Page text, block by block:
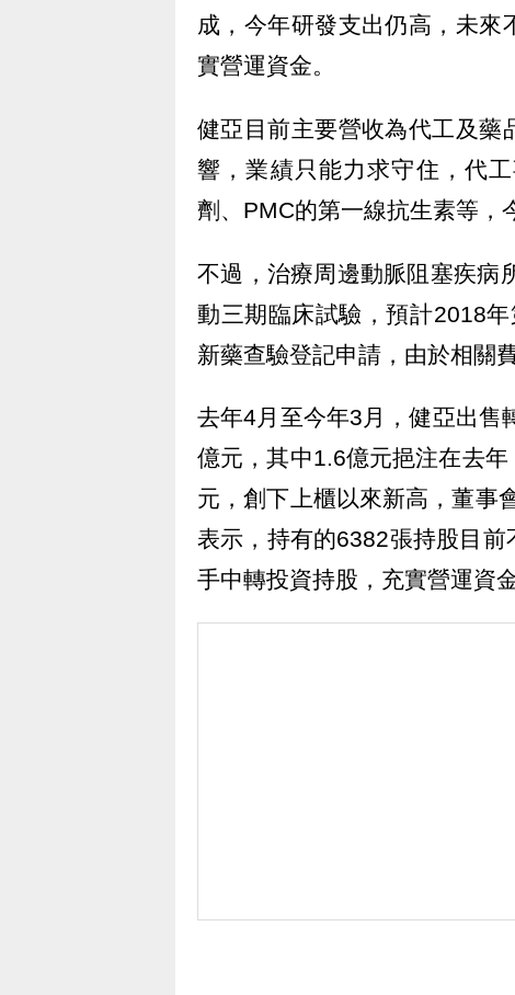
成，今年研發支出仍高，未
實營運資金。
健亞目前主要營收為代工及藥
響，業績只能力求守住，代
劑、PMC的第一線抗生素等，
不過，治療周邊動脈阻塞疾病
動三期臨床試驗，預計2018
新藥查驗登記申請，由於相關
去年4月至今年3月，健亞出售
億元，其中1.6億元挹注在去
元，創下上櫃以來新高，董事
表示，持有的6382張持股目
手中轉投資持股，充實營運資金